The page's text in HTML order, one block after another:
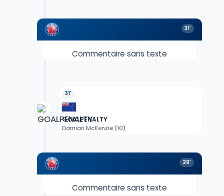
31'
Commentaire sans texte
31'
GOALPENALTY
Damian McKenzie (10)
29'
Commentaire sans texte